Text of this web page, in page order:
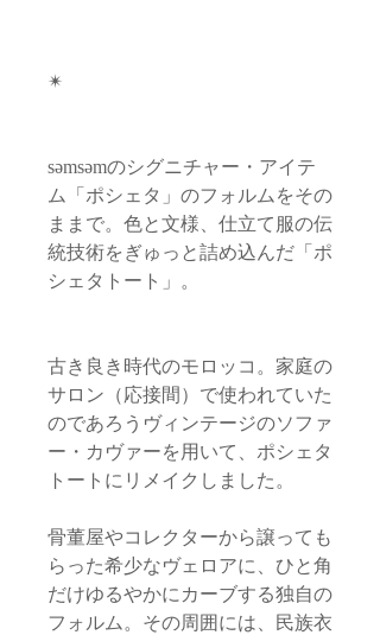
✴︎
səmsəmのシグニチャー・アイテ
ム「ポシェタ」のフォルムをその
ままで。色と文様、仕立て服の伝
統技術をぎゅっと詰め込んだ「ポ
シェタトート」。
古き良き時代のモロッコ。家庭の
サロン（応接間）で使われていた
のであろうヴィンテージのソファ
ー・カヴァーを用いて、ポシェタ
トートにリメイクしました。
骨董屋やコレクターから譲っても
らった希少なヴェロアに、ひと角
だけゆるやかにカーブする独自の
フォルム。その周囲には、民族衣